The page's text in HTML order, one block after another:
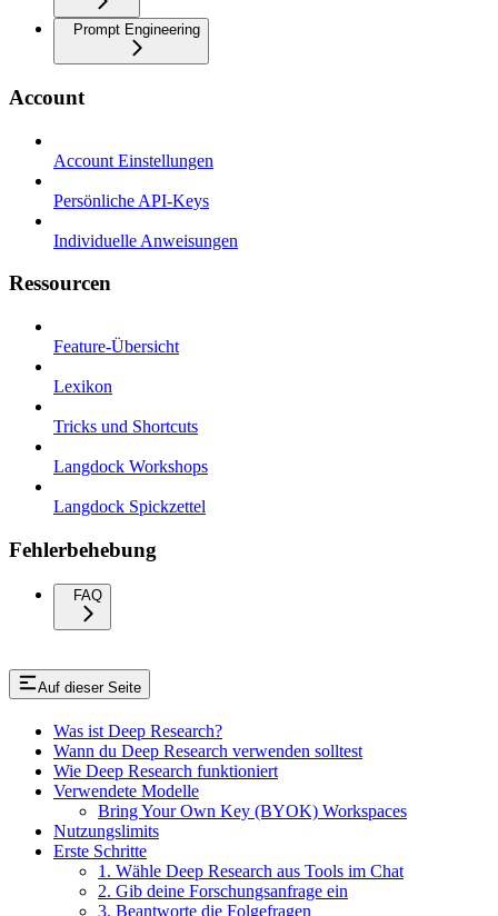
Prompt Engineering
Account
Account Einstellungen
Persönliche API-Keys
Individuelle Anweisungen
Ressourcen
Feature-Übersicht
Lexikon
Tricks und Shortcuts
Langdock Workshops
Langdock Spickzettel
Fehlerbehebung
FAQ
Auf dieser Seite
Was ist Deep Research?
Wann du Deep Research verwenden solltest
Wie Deep Research funktioniert
Verwendete Modelle
Bring Your Own Key (BYOK) Workspaces
Nutzungslimits
Erste Schritte
1. Wähle Deep Research aus Tools im Chat
2. Gib deine Forschungsanfrage ein
3. Beantworte die Folgefragen